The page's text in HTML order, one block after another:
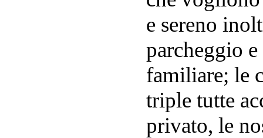
e sereno
parcheggio
familiare; le
triple tutte
privato, le